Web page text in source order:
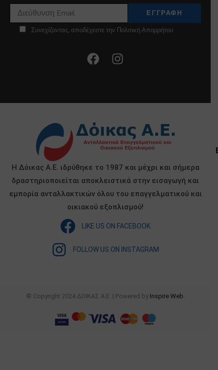
Συνεχίζοντας, αποδέχεστε την Πολιτική Απορρήτου
Η Δόικας Α.Ε. ιδρύθηκε το 1987 και μέχρι και σήμερα
δραστηριοποιείται αποκλειστικά στην εισαγωγή και
εμπορία ανταλλακτικών όλου του επαγγελματικού και
οικιακού εξοπλισμού!
LIKE US ON FACEBOOK
FOLLOW US ON INSTAGRAM
© Copyright 2024 ΔΟΙΚΑΣ Α.Ε. | Powered by Inspire Web.